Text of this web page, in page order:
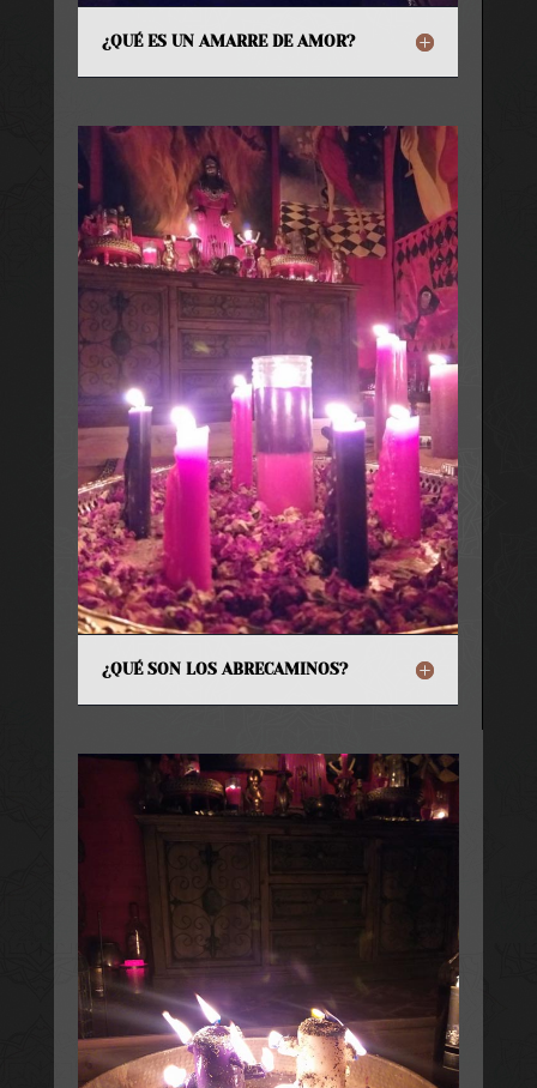
¿QUÉ ES UN AMARRE DE AMOR?
¿QUÉ SON LOS ABRECAMINOS?